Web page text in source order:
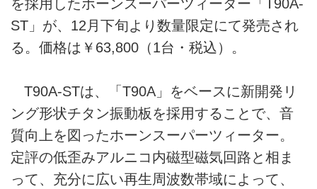
を採用したホーンスーパーツィーター「T90A-
ST」が、12月下旬より数量限定にて発売され
る。価格は￥63,800（1台・税込）。
T90A-STは、「T90A」をベースに新開発リ
ング形状チタン振動板を採用することで、音
質向上を図ったホーンスーパーツィーター。
定評の低歪みアルニコ内磁型磁気回路と相ま
って、充分に広い再生周波数帯域によって、